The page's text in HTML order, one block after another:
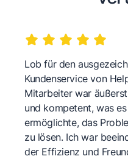
Lob für den
Kundenservice von
Mitarbeiter war
und kompetent, was
ermöglichte, das
zu lösen. Ich war
der Effizienz und